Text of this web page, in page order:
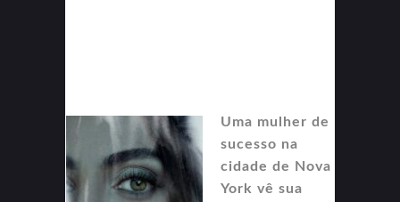
Uma mulher de
sucesso na
cidade de Nova
York vê sua